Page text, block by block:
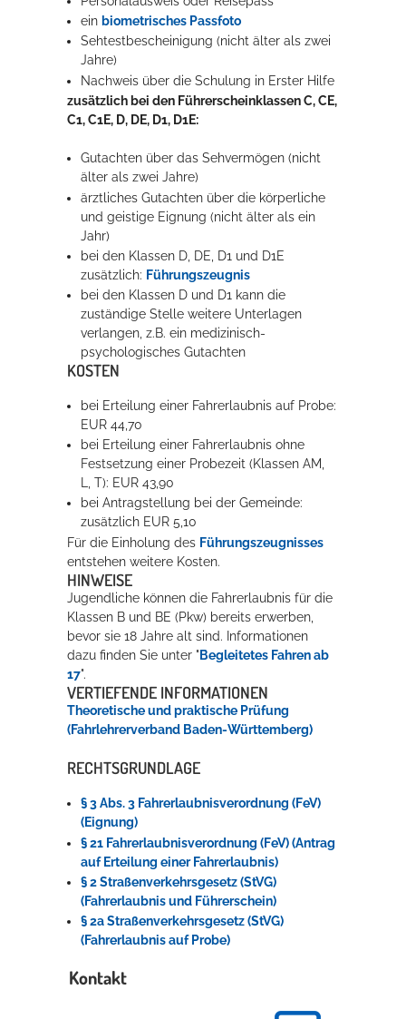
ein biometrisches Passfoto
Sehtestbescheinigung (nicht älter als zwei
Jahre)
Nachweis über die Schulung in Erster Hilfe
zusätzlich bei den Führerscheinklassen C, CE,
C1, C1E, D, DE, D1, D1E:
Gutachten über das Sehvermögen (nicht
älter als zwei Jahre)
ärztliches Gutachten über die körperliche
und geistige Eignung (nicht älter als ein
Jahr)
bei den Klassen D, DE, D1 und D1E
zusätzlich: Führungszeugnis
bei den Klassen D und D1 kann die
zuständige Stelle weitere Unterlagen
verlangen, z.B. ein medizinisch-
psychologisches Gutachten
KOSTEN
bei Erteilung einer Fahrerlaubnis auf Probe:
EUR 44,70
bei Erteilung einer Fahrerlaubnis ohne
Festsetzung einer Probezeit (Klassen AM,
L, T): EUR 43,90
bei Antragstellung bei der Gemeinde:
zusätzlich EUR 5,10
Für die Einholung des Führungszeugnisses
entstehen weitere Kosten.
HINWEISE
Jugendliche können die Fahrerlaubnis für die
Klassen B und BE (Pkw) bereits erwerben,
bevor sie 18 Jahre alt sind. Informationen
dazu finden Sie unter "Begleitetes Fahren ab
17".
VERTIEFENDE INFORMATIONEN
Theoretische und praktische Prüfung
(Fahrlehrerverband Baden-Württemberg)
RECHTSGRUNDLAGE
§ 3 Abs. 3 Fahrerlaubnisverordnung (FeV)
(Eignung)
§ 21 Fahrerlaubnisverordnung (FeV) (Antrag
auf Erteilung einer Fahrerlaubnis)
§ 2 Straßenverkehrsgesetz (StVG)
(Fahrerlaubnis und Führerschein)
§ 2a Straßenverkehrsgesetz (StVG)
(Fahrerlaubnis auf Probe)
Kontakt